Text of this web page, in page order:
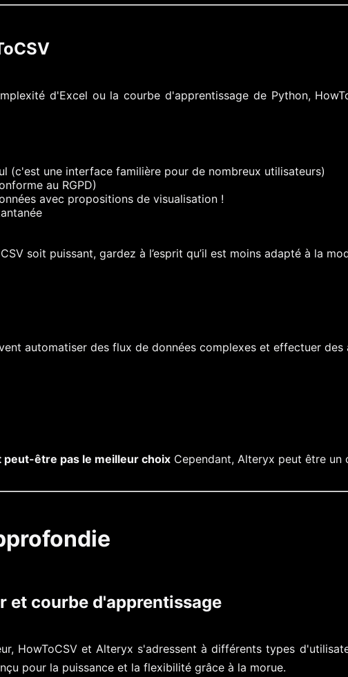
d'Excel ou la courbe d'apprentissage de Python,
(c'est une interface familière pour de nombreux utilisateurs)
au RGPD)
avec propositions de visualisation !
soit puissant, gardez à l’esprit qu’il est moins adapté à la
automatiser des flux de données complexes et effectuer
être pas le meilleur choix Cependant, Alteryx peut être
et courbe d'apprentissage
HowToCSV et Alteryx s'adressent à différents types
pour la puissance et la flexibilité grâce à la morue.